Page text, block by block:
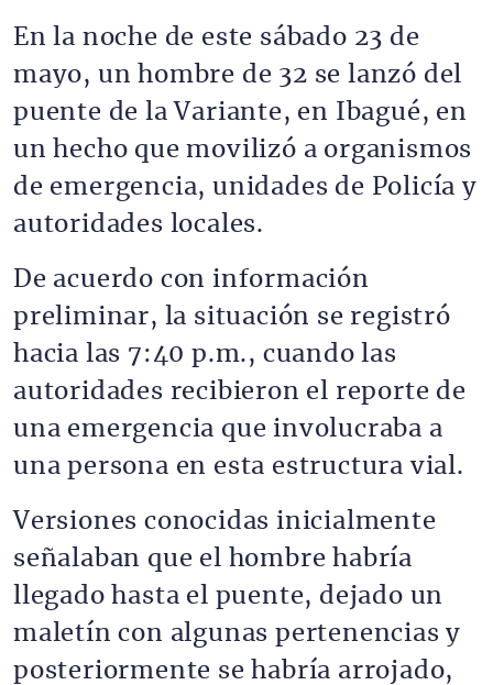
En la noche de este sábado 23 de
mayo, un hombre de 32 se lanzó del
puente de la Variante, en Ibagué, en
un hecho que movilizó a organismos
de emergencia, unidades de Policía y
autoridades locales.
De acuerdo con información
preliminar, la situación se registró
hacia las 7:40 p.m., cuando las
autoridades recibieron el reporte de
una emergencia que involucraba a
una persona en esta estructura vial.
Versiones conocidas inicialmente
señalaban que el hombre habría
llegado hasta el puente, dejado un
maletín con algunas pertenencias y
posteriormente se habría arrojado,